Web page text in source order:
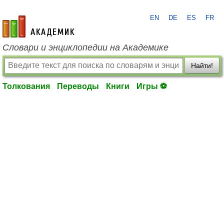
academic.ru
EN DE ES FR
Словари и энциклопедии на Академике
Найти!
Толкования Переводы Книги Игры ⚽